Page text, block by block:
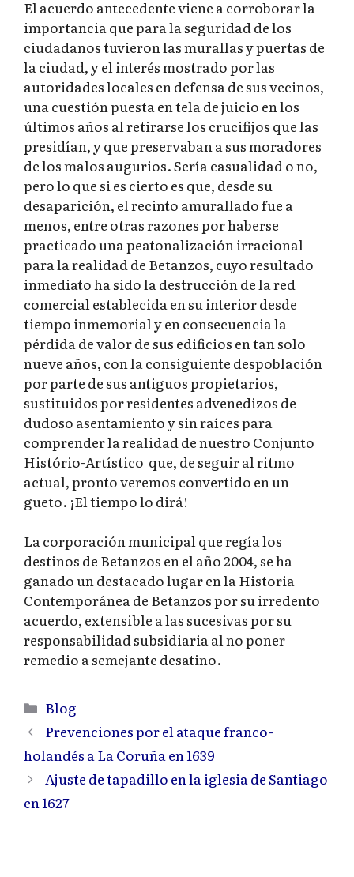
El acuerdo antecedente viene a corroborar la
importancia que para la seguridad de los
ciudadanos tuvieron las murallas y puertas de
la ciudad, y el interés mostrado por las
autoridades locales en defensa de sus vecinos,
una cuestión puesta en tela de juicio en los
últimos años al retirarse los crucifijos que las
presidían, y que preservaban a sus moradores
de los malos augurios. Sería casualidad o no,
pero lo que si es cierto es que, desde su
desaparición, el recinto amurallado fue a
menos, entre otras razones por haberse
practicado una peatonalización irracional
para la realidad de Betanzos, cuyo resultado
inmediato ha sido la destrucción de la red
comercial establecida en su interior desde
tiempo inmemorial y en consecuencia la
pérdida de valor de sus edificios en tan solo
nueve años, con la consiguiente despoblación
por parte de sus antiguos propietarios,
sustituidos por residentes advenedizos de
dudoso asentamiento y sin raíces para
comprender la realidad de nuestro Conjunto
Histório-Artístico que, de seguir al ritmo
actual, pronto veremos convertido en un
gueto. ¡El tiempo lo dirá!
La corporación municipal que regía los
destinos de Betanzos en el año 2004, se ha
ganado un destacado lugar en la Historia
Contemporánea de Betanzos por su irredento
acuerdo, extensible a las sucesivas por su
responsabilidad subsidiaria al no poner
remedio a semejante desatino.
Categorías
Blog
Prevenciones por el ataque franco-
holandés a La Coruña en 1639
Ajuste de tapadillo en la iglesia de Santiago
en 1627